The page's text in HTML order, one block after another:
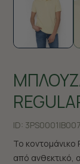
ID:
Το κοντομάνικο
από ανθεκτικό,